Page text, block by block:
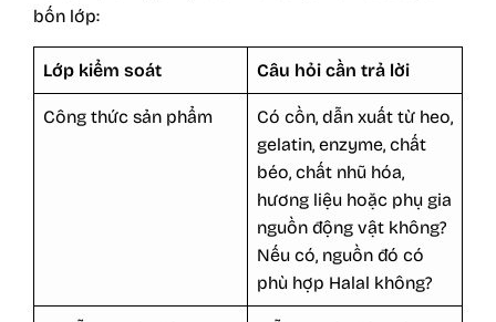
bốn lớp:
Lớp kiểm soát Câu hỏi cần trả lời
Công thức sản phẩm
Có cồn, dẫn xuất từ heo,
gelatin, enzyme, chất
béo, chất nhũ hóa,
hương liệu hoặc phụ gia
nguồn động vật không?
Nếu có, nguồn đó có
phù hợp Halal không?